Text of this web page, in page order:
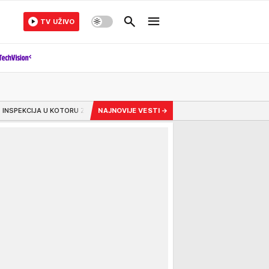
TV UŽIVO
ZAPLENILA ROBU VREDNU 10.000 EVRA: Izdato 10 prekršajnih naloga
NAJNOVIJE VESTI →